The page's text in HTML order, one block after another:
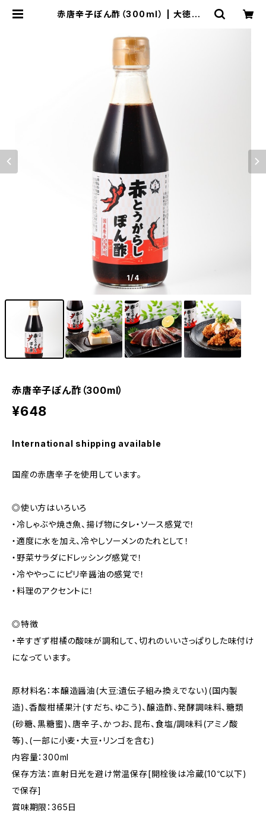
赤唐辛子ぽん酢（300ml） | 大徳オン
1/4
赤唐辛子ぽん酢（300ml）
¥648
International shipping available
国産の赤唐辛子を使用しています。
◎使い方はいろいろ
・冷しゃぶや焼き魚、揚げ物にタレ・ソース感覚で！
・適度に水を加え、冷やしソーメンのたれとして！
・野菜サラダにドレッシング感覚で！
・冷ややっこにピリ辛醤油の感覚で！
・料理のアクセントに！
◎特徴
・辛すぎず柑橘の酸味が調和して、切れのいいさっぱりした味付け
になっています。
原材料名：本醸造醤油(大豆:遺伝子組み換えでない)(国内製
造)、香酸柑橘果汁(すだち、ゆこう)、醸造酢、発酵調味料、糖類
(砂糖、黒糖蜜)、唐辛子、かつお、昆布、食塩/調味料(アミノ酸
等)、(一部に小麦・大豆・リンゴを含む)
内容量：300ml
保存方法：直射日光を避け常温保存[開栓後は冷蔵(10℃以下)
で保存]
賞味期限：365日